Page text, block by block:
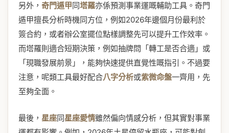
另外， 奇門遁甲同塔羅亦係預測事業運嘅輔助工具。奇門
遁甲擅長分析時機同方位，例如2026年邊個月份最利於
簽合約，或者辦公室擺位點樣調整先可以提升工作效率。
而塔羅則適合短期決策，例如抽牌問「轉工是否合適」或
「現職發展前景」，能夠快速提供直覺性嘅指引。不過要
注意，呢類工具最好配合八字分析或紫微命盤一齊用，先
至夠全面。
最後， 星座同星座愛情雖然偏向情感分析，但其實對事業